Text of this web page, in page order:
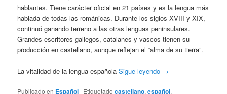
hablantes. Tiene carácter oficial en 21 países y es la lengua más
hablada de todas las románicas. Durante los siglos XVIII y XIX,
continuó ganando terreno a las otras lenguas peninsulares.
Grandes escritores gallegos, catalanes y vascos tienen su
producción en castellano, aunque reflejan el “alma de su tierra”.
La vitalidad de la lengua españolaSigue leyendo →
Publicado en Español | Etiquetado castellano,español,